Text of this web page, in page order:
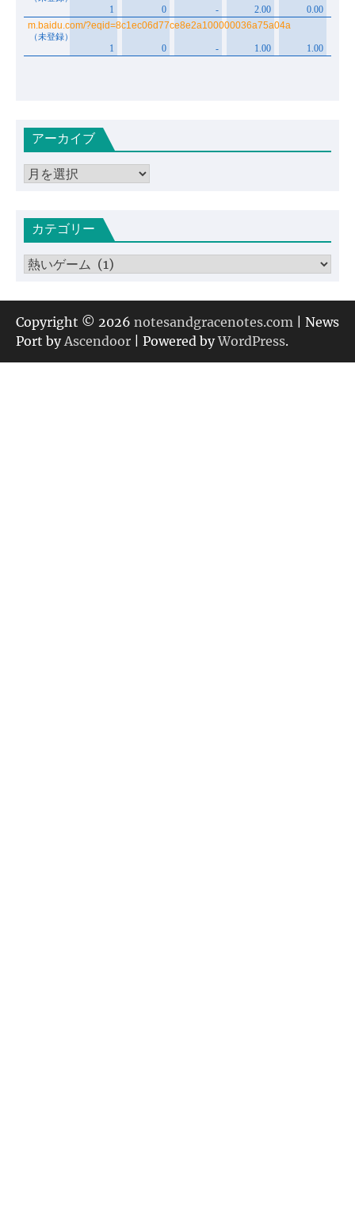
アーカイブ
ア
イカテゴリー
カ
ゴ
リ
ー
Copyright © 2026 notesandgracenotes.com | News
Port byAscendoor | Powered byWordPress.